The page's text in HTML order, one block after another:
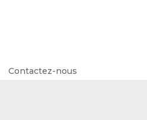
Contactez-nous